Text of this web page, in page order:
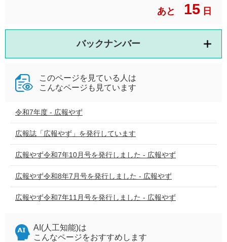
あと 15 日
バックナンバー
このページを見ている人は
こんなページも見ています
令和7年度 - 広報やず
広報誌「広報やず」を発行しています
広報やず令和7年10月号を発行しました - 広報やず
広報やず令和8年7月号を発行しました - 広報やず
広報やず令和7年11月号を発行しました - 広報やず
AI(人工知能)は
こんなページをおすすめします